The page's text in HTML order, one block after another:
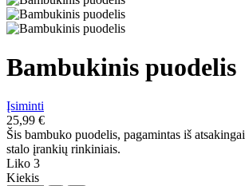
Bambukinis puodelis
Įsiminti
25,99 €
Šis bambuko puodelis, pagamintas iš
stalo įrankių rinkiniais.
Liko 3
Kiekis